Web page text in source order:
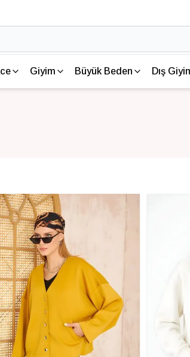
Giyim Büyük Beden Dış